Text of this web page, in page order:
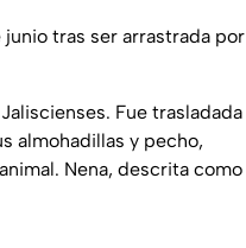
junio tras ser arrastrada por
Fue trasladada
almohadillas y pecho,
Nena, descrita como